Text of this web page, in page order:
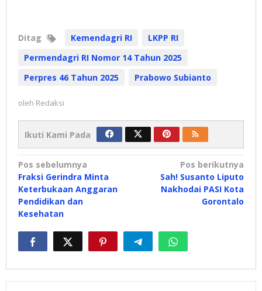
Ditag Kemendagri RI
LKPP RI
Permendagri RI Nomor 14 Tahun 2025
Perpres 46 Tahun 2025
Prabowo Subianto
oleh Redaksi
Ikuti Kami Pada
Navigasi
pos
Pos sebelumnya
Fraksi Gerindra Minta
Keterbukaan Anggaran
Pendidikan dan
Kesehatan
Pos berikutnya
Sah! Susanto Liputo
Nakhodai PASI Kota
Gorontalo